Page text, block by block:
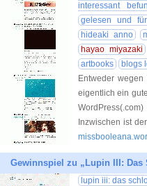
interessant
gelesen und
hideaki anno
hayao miyazaki
artbooks
blogs
Entweder
eigentlich ein
Inzwischen ist
Gewinnspiel zu „Lupin III: Das
lupin iii: das